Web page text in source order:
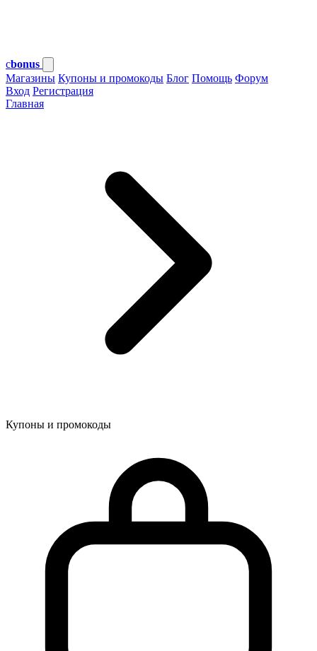
cbonus
Магазины Купоны и промокоды Блог Помощь Форум
Вход Регистрация
Главная
Купоны и промокоды